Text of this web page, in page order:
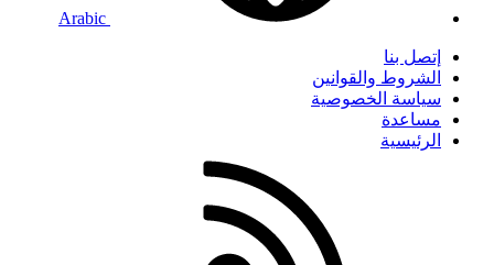
إتصل بنا
الشروط والقوانين
سياسة الخصوصية
مساعدة
الرئيسية